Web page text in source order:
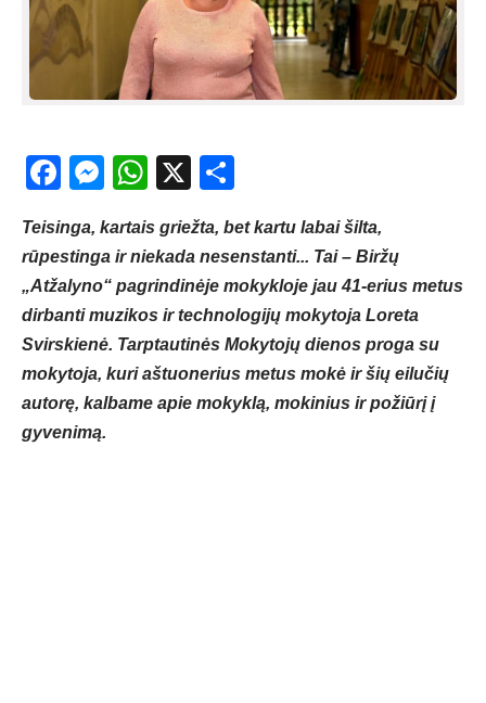
Facebook
Messenger
WhatsApp
X
Teisinga, kartais griežta, bet kartu labai šilta,
rūpestinga ir niekada nesenstanti... Tai – Biržų
„Atžalyno“ pagrindinėje mokykloje jau 41-erius metus
dirbanti muzikos ir technologijų mokytoja Loreta
Svirskienė. Tarptautinės Mokytojų dienos proga su
mokytoja, kuri aštuonerius metus mokė ir šių eilučių
autorę, kalbame apie mokyklą, mokinius ir požiūrį į
gyvenimą.